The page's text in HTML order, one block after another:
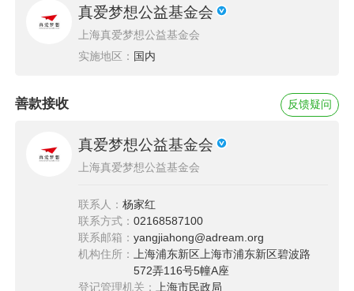
探索广阔世界。
未知世界的向往。共助力467支学生小队、2500
余名孩子走出校园，踏上真实探索世界的旅程。
孩子们在课程学习中汲取知识，在研学方案中锻
炼思维，在整理行囊时培养自理能力。他们收获
着前行的勇气以及对远方城市的探索发现，大千
世界开阔了他们的眼界与心胸。
真爱梦想公益基金会
上海真爱梦想公益基金会
实施地区： 国内
善款接收
真爱梦想公益基金会
上海真爱梦想公益基金会
联系人：杨家红
联系方式：02168587100
联系邮箱：yangjiahong@adream.org
机构住所：
上海浦东新区上海市浦东新区碧波路
572弄116号5幢A座
登记管理机关：
上海市民政局
反馈疑问